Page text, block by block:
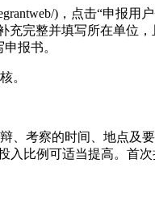
)，点击“申报
完整并填写所在单位
报书。
。
考察的时间、地点及
比例可适当提高。首次